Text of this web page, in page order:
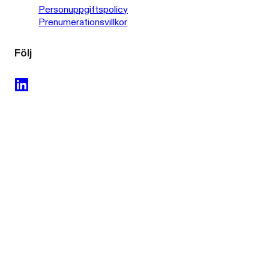
Personuppgiftspolicy
Prenumerationsvillkor
Följ